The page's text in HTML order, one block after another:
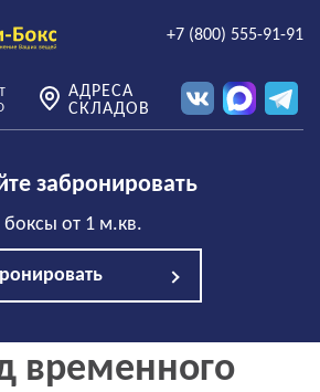
+7 (800) 555-91-91
АДРЕСА
СКЛАДОВ
забронировать
боксы от 1 м.кв.
временного